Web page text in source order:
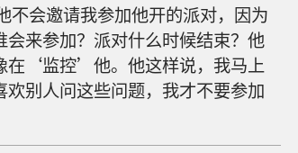
不会邀请我参加他开的派对，因为
来参加？派对什么时候结束？他
在‘监控’他。他这样说，我马上
别人问这些问题，我才不要参加